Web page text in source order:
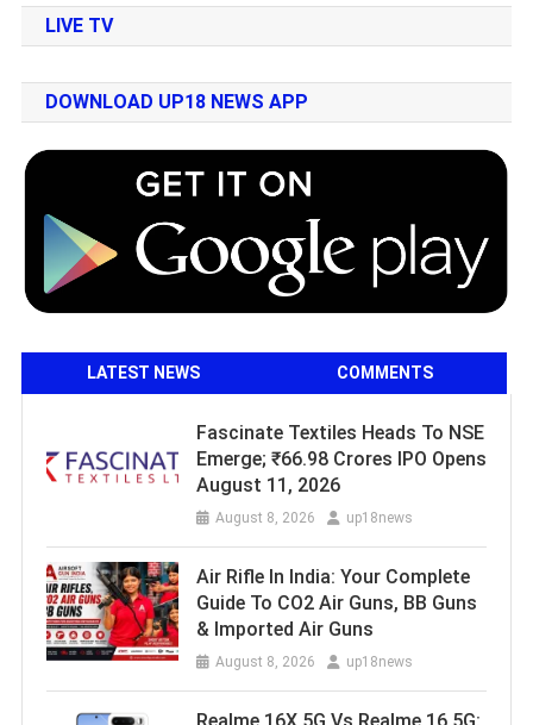
LIVE TV
DOWNLOAD UP18 NEWS APP
LATEST NEWS COMMENTS
Fascinate Textiles Heads To NSE
Emerge; ₹66.98 Crores IPO Opens
August 11, 2026
August 8, 2026 up18news
Air Rifle In India: Your Complete
Guide To CO2 Air Guns, BB Guns
& Imported Air Guns
August 8, 2026 up18news
Realme 16X 5G Vs Realme 16 5G: